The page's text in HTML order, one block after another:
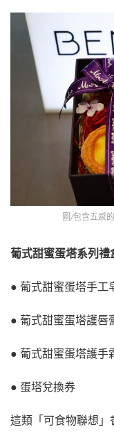
圖/包含五感
葡式甜蜜蛋塔系列禮
● 葡式甜蜜蛋塔手工
● 葡式甜蜜蛋塔護唇
● 葡式甜蜜蛋塔護手
● 蛋塔兌換券
這類「可食物聯想」